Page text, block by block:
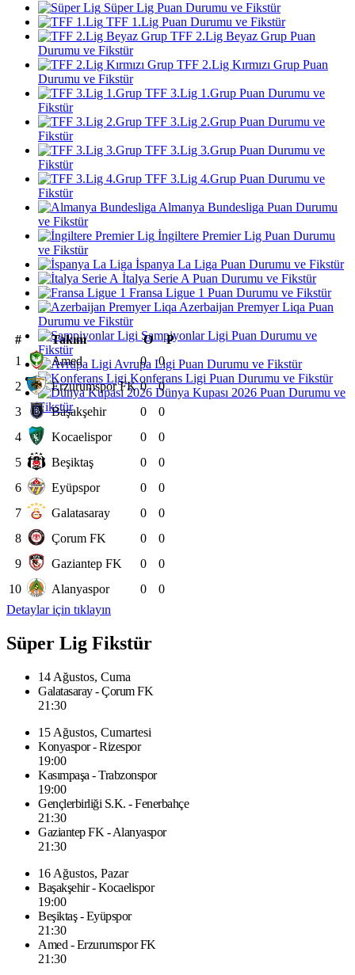
Süper Lig Puan Durumu ve Fikstür
TFF 1.Lig Puan Durumu ve Fikstür
TFF 2.Lig Beyaz Grup Puan
Durumu ve Fikstür
TFF 2.Lig Kırmızı Grup Puan
Durumu ve Fikstür
TFF 3.Lig 1.Grup Puan Durumu ve
Fikstür
TFF 3.Lig 2.Grup Puan Durumu ve
Fikstür
TFF 3.Lig 3.Grup Puan Durumu ve
Fikstür
TFF 3.Lig 4.Grup Puan Durumu ve
Fikstür
Almanya Bundesliga Puan Durumu
ve Fikstür
İngiltere Premier Lig Puan Durumu
ve Fikstür
İspanya La Liga Puan Durumu ve Fikstür
İtalya Serie A Puan Durumu ve Fikstür
Fransa Ligue 1 Puan Durumu ve Fikstür
Azerbaijan Premyer Liqa Puan
Durumu ve Fikstür
Şampiyonlar Ligi Puan Durumu ve
Fikstür
Avrupa Ligi Puan Durumu ve Fikstür
Konferans Ligi Puan Durumu ve Fikstür
Dünya Kupası 2026 Puan Durumu ve
Fikstür
# Takım O
P
1
Amed 0
0
2
Erzurumspor FK 0
0
3
Başakşehir 0
0
4
Kocaelispor 0
0
5
Beşiktaş 0
0
6
Eyüpspor 0
0
7
Galatasaray 0
0
8
Çorum FK 0
0
9
Gaziantep FK 0
0
10
Alanyaspor 0
0
Detaylar için tıklayın
Süper Lig Fikstür
14 Ağustos, Cuma
Galatasaray - Çorum FK
21:30
15 Ağustos, Cumartesi
Konyaspor - Rizespor
19:00
Kasımpaşa - Trabzonspor
19:00
Gençlerbirliği S.K. - Fenerbahçe
21:30
Gaziantep FK - Alanyaspor
21:30
16 Ağustos, Pazar
Başakşehir - Kocaelispor
19:00
Beşiktaş - Eyüpspor
21:30
Amed - Erzurumspor FK
21:30